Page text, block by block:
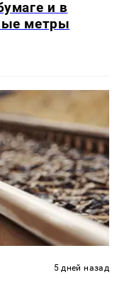
и в
метры
5 дней назад